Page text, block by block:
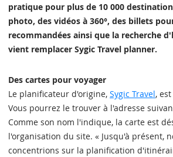
pratique pour plus de 10 000
photo, des vidéos à 360°, des billets
recommandées ainsi que la recherche
vient remplacer Sygic Travel planner.
Des cartes pour voyager
Le planificateur d'origine, Sygic Travel,
Vous pourrez le trouver à l'adresse
Comme son nom l'indique, la carte est
l'organisation du site. « Jusqu'à présent,
concentrions sur la planification